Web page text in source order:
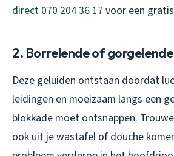
direct 070 204 36 17 voor een
2. Borrelende of
Deze geluiden ontstaan doordat
leidingen en moeizaam langs een
blokkade moet ontsnappen.
ook uit je wastafel of douche